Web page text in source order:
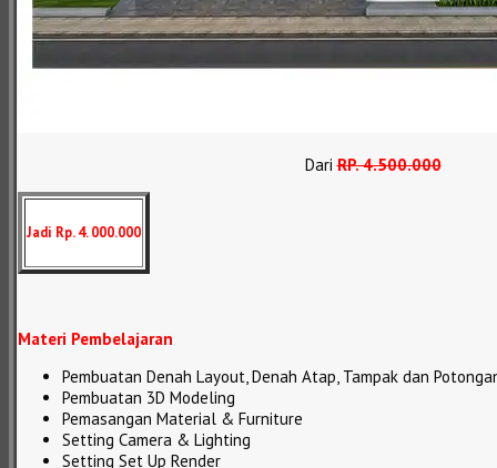
DariRP.4.500.000
Jadi Rp. 4. 000.000
Materi Pembelajaran
Pembuatan Denah Layout, Denah Atap, Tampak dan
Pembuatan 3D Modeling
Pemasangan Material & Furniture
Setting Camera & Lighting
Setting Set Up Render